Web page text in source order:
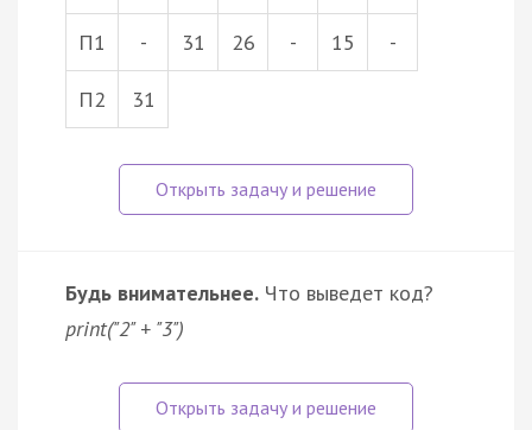
П1 - 31 26 - 15 -
П2 31
Будь внимательнее. Что выведет код?
print("2" + "3")